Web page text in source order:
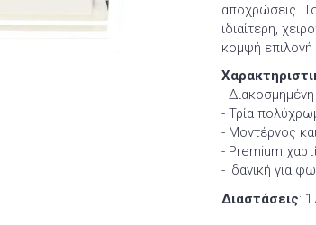
αποχρώσεις.
ιδιαίτερη,
κομψή επιλογή
-
- Τρία
- Μοντέρνος
- Premium
- Ιδανική για
Διαστάσεις: